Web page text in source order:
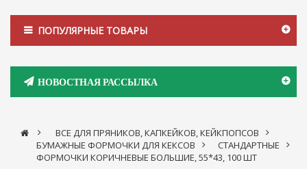
ПОПУЛЯРНЫЕ ТОВАРЫ
НОВОСТНАЯ РАССЫЛКА
>
ВСЕ ДЛЯ ПРЯНИКОВ, КАПКЕЙКОВ, КЕЙКПОПСОВ
БУМАЖНЫЕ ФОРМОЧКИ ДЛЯ КЕКСОВ >
СТАНДАРТНЫЕ
ФОРМОЧКИ КОРИЧНЕВЫЕ БОЛЬШИЕ, 55*43, 100 ШТ